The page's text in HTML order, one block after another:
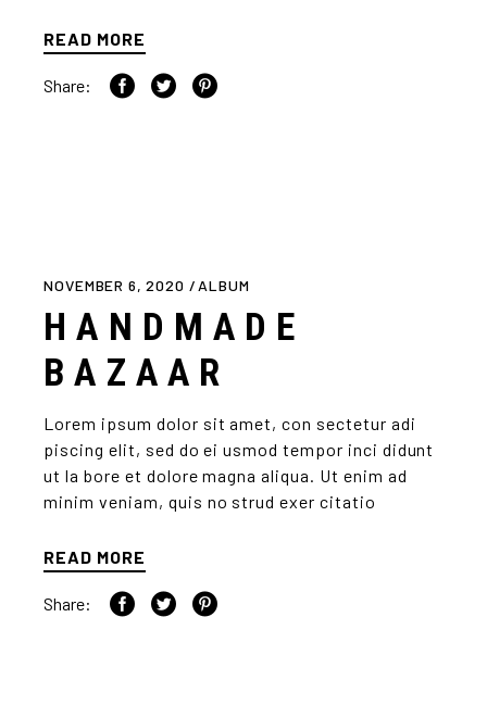
READ MORE
Share:
NOVEMBER 6, 2020 ALBUM
HANDMADE
BAZAAR
Lorem ipsum dolor sit amet, con sectetur adi
piscing elit, sed do ei usmod tempor inci didunt
ut la bore et dolore magna aliqua. Ut enim ad
minim veniam, quis no strud exer citatio
READ MORE
Share: